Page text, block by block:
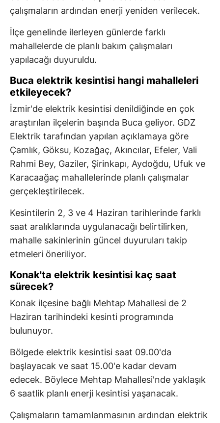
çalışmaların ardından enerji yeniden verilecek.
İlçe genelinde ilerleyen günlerde farklı
mahallelerde de planlı bakım çalışmaları
yapılacağı duyuruldu.
Buca elektrik kesintisi hangi mahalleleri
etkileyecek?
İzmir'de elektrik kesintisi denildiğinde en çok
araştırılan ilçelerin başında Buca geliyor. GDZ
Elektrik tarafından yapılan açıklamaya göre
Çamlık, Göksu, Kozağaç, Akıncılar, Efeler, Vali
Rahmi Bey, Gaziler, Şirinkapı, Aydoğdu, Ufuk ve
Karacaağaç mahallelerinde planlı çalışmalar
gerçekleştirilecek.
Kesintilerin 2, 3 ve 4 Haziran tarihlerinde farklı
saat aralıklarında uygulanacağı belirtilirken,
mahalle sakinlerinin güncel duyuruları takip
etmeleri öneriliyor.
Konak'ta elektrik kesintisi kaç saat
sürecek?
Konak ilçesine bağlı Mehtap Mahallesi de 2
Haziran tarihindeki kesinti programında
bulunuyor.
Bölgede elektrik kesintisi saat 09.00'da
başlayacak ve saat 15.00'e kadar devam
edecek. Böylece Mehtap Mahallesi'nde yaklaşık
6 saatlik planlı enerji kesintisi yaşanacak.
Çalışmaların tamamlanmasının ardından elektrik